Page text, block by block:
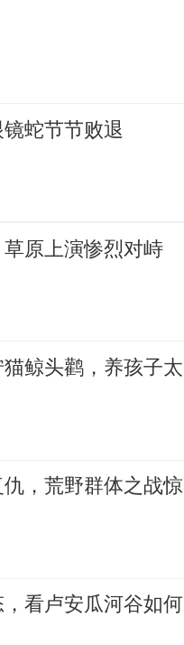
蛇节节败退
原上演惨烈对峙
鲸头鹳，养孩子太
，荒野群体之战惊
看卢安瓜河谷如何